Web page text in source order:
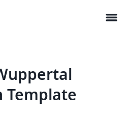
menu
Template